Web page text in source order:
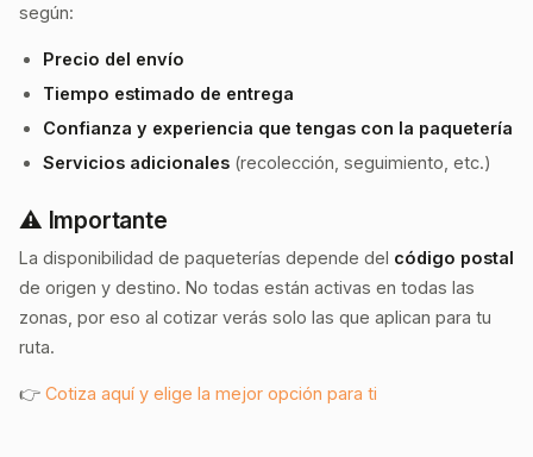
según:
Precio del envío
Tiempo estimado de entrega
Confianza y experiencia que tengas con la paquetería
Servicios adicionales (recolección, seguimiento, etc.)
⚠️ Importante
La disponibilidad de paqueterías depende del código postal
de origen y destino. No todas están activas en todas las
zonas, por eso al cotizar verás solo las que aplican para tu
ruta.
👉 Cotiza aquí y elige la mejor opción para ti